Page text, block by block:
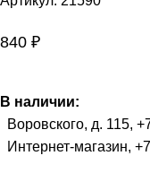
840 ₽
В наличии:
Воровского, д. 115,
Интернет-магазин,